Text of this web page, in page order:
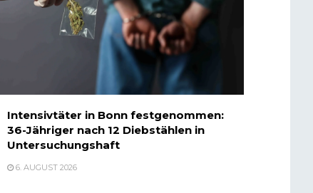
Intensivtäter in Bonn festgenommen:
36-Jähriger nach 12 Diebstählen in
Untersuchungshaft
6. AUGUST 2026